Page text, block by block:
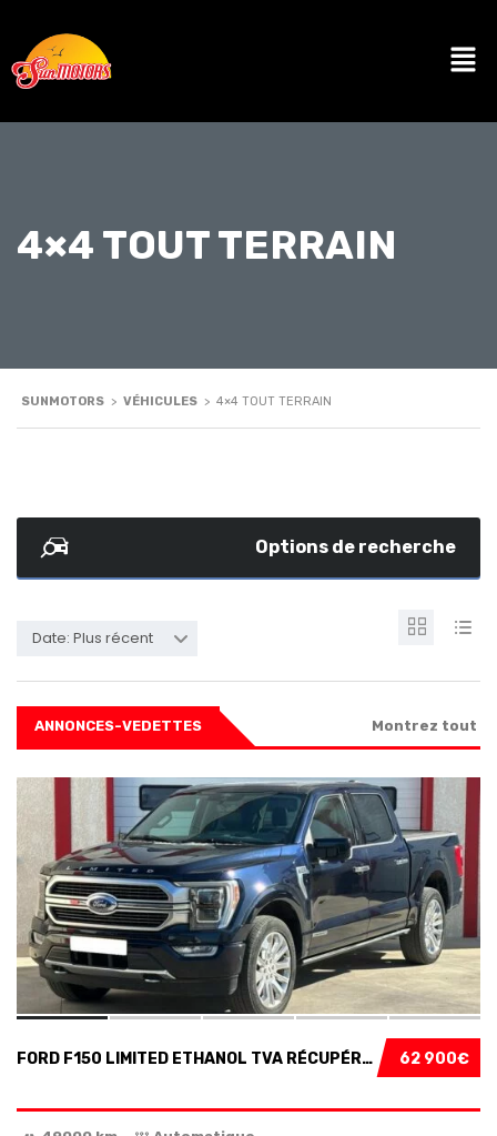
4×4 TOUT TERRAIN
SUNMOTORS > VÉHICULES > 4×4 TOUT TERRAIN
Options de recherche
Date: Plus récent
ANNONCES-VEDETTES Montrez tout
SPECIAL
62 900€
FORD F150 LIMITED ETHANOL TVA RÉCUPÉRABLE...